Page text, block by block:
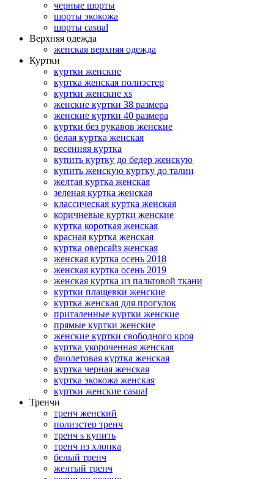
черные шорты
шорты экокожа
шорты casual
Верхняя одежда
женская верхняя одежда
Куртки
куртки женские
куртка женская полиэстер
куртки женские xs
женские куртки 38 размера
женские куртки 40 размера
куртки без рукавов женские
белая куртка женская
весенняя куртка
купить куртку до бедер женскую
купить женскую куртку до талии
желтая куртка женская
зеленая куртка женская
классическая куртка женская
коричневые куртки женские
куртка короткая женская
красная куртка женская
куртка оверсайз женская
женская куртка осень 2018
женская куртка осень 2019
женская куртка из пальтовой ткани
куртки плащевки женские
куртка женская для прогулок
приталенные куртки женские
прямые куртки женские
женские куртки свободного кроя
куртка укороченная женская
фиолетовая куртка женская
куртка черная женская
куртка экокожа женская
куртки женские casual
Тренчи
тренч женский
полиэстер тренч
тренч s купить
тренч из хлопка
белый тренч
желтый тренч